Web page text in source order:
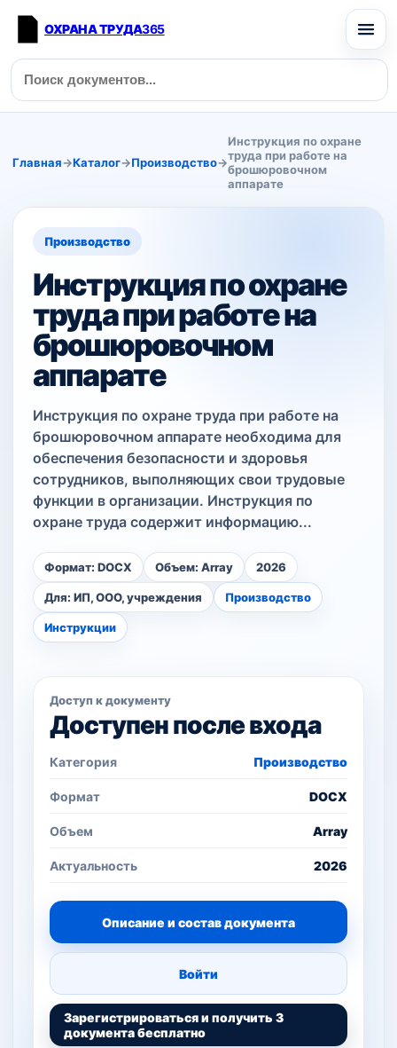
ОХРАНА ТРУДА365
Главная→Каталог→Производство→
Инструкция по охране
труда при работе на
брошюровочном
аппарате
Производство
Инструкция по охране
труда при работе на
брошюровочном
аппарате
Инструкция по охране труда при работе на
брошюровочном аппарате необходима для
обеспечения безопасности и здоровья
сотрудников, выполняющих свои трудовые
функции в организации. Инструкция по
охране труда содержит информацию...
Формат: DOCX Объем: Array 2026
Для: ИП, ООО, учреждения Производство
Инструкции
Доступ к документу
Доступен после входа
Категория Производство
Формат DOCX
Объем Array
Актуальность 2026
Описание и состав документа
Войти
Зарегистрироваться и получить 3
документа бесплатно